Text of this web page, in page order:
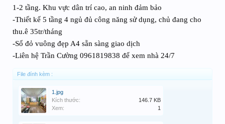
1-2 tầng. Khu vực dân trí cao, an ninh đảm bảo
-Thiết kế 5 tầng 4 ngủ đủ công năng sử dụng, chủ đang cho
thu.ê 35tr/tháng
-Sổ đỏ vuông đẹp A4 sẵn sàng giao dịch
-Liên hệ Trần Cường 0961819838 để xem nhà 24/7
File đính kèm :
1.jpg
Kích thước:
146.7 KB
Xem:
1